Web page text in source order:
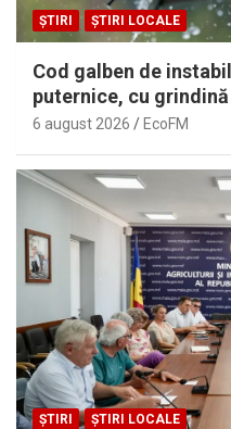
ȘTIRI ȘTIRI LOCALE
Cod galben de
puternice, cu
6 august 2026 EcoFM
ȘTIRI ȘTIRI LOCALE